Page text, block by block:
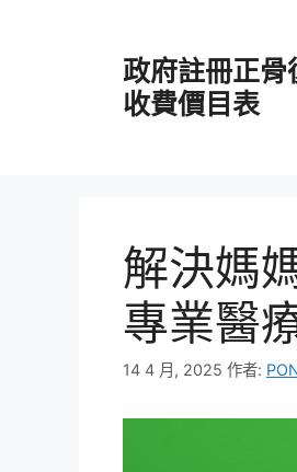
政府註冊正骨
收費價目表
解決媽
專業醫
14 4 月, 2025 作者: